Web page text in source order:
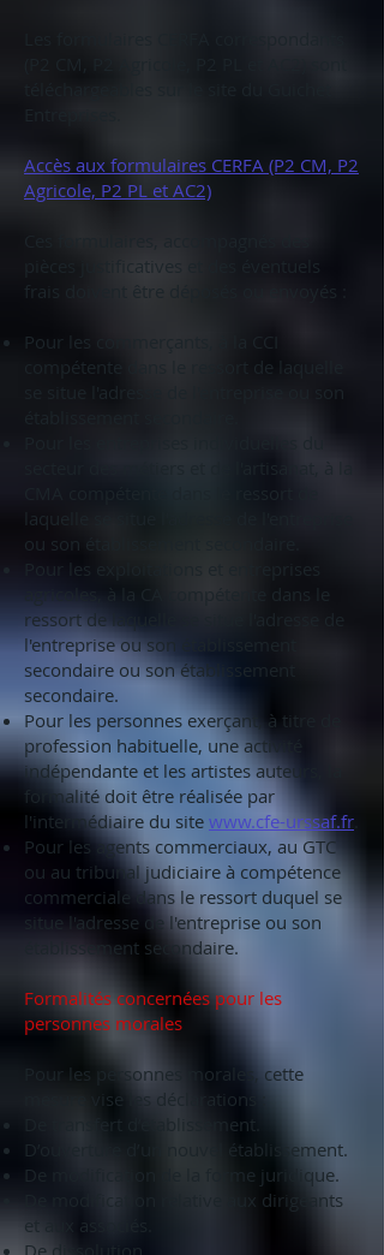
Accès aux formulaires CERFA (P2 CM, P2
Agricole, P2 PL et AC2)
pièces justificatives et des éventuels
frais doivent être déposés ou envoyés :
Pour les commerçants, à la CCI
compétente dans le ressort de laquelle
se situe l'adresse de l'entreprise ou son
laquelle se situe l'adresse de l'entreprise
ou son établissement secondaire.
Pour les exploitations et entreprises
ressort de laquelle se situe l'adresse de
l'entreprise ou son établissement
secondaire ou son établissement
secondaire.
Pour les personnes exerçant, à titre de
profession habituelle, une activité
indépendante et les artistes auteurs, la
formalité doit être réalisée par
l'intermédiaire du site www.cfe-urssaf.fr
Pour les agents commerciaux, au GTC
ou au tribunal judiciaire à compétence
commerciale dans le ressort duquel se
situe l'adresse de l'entreprise ou son
établissement secondaire.
Formalités concernées pour les
personnes morales
Pour les personnes morales, cette
mesure vise les déclarations :
De transfert d’établissement.
D’ouverture d’un nouvel établissement.
De modification de la forme juridique.
De modification relative aux dirigeants
et aux associés.
De dissolution.